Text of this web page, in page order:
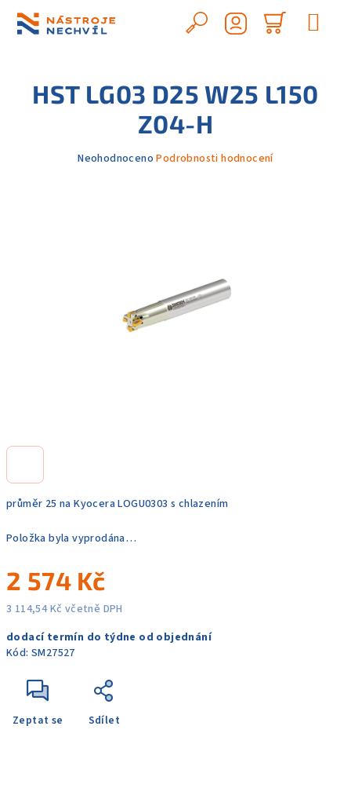
obsah
Hledat
košík
průměr 25 na Kyocera LOGU0303 s chlazením
Položka byla vyprodána…
2 574 Kč
3 114,54 Kč včetně DPH
cena:
dodací termín do týdne od objednání
Kód: SM27527
Zeptat se Sdílet
HST LG03 D25 W25 L150
Z04-H
Průměrné
Neohodnoceno Podrobnosti hodnocení